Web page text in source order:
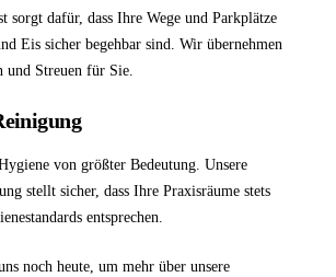
sorgt dafür, dass Ihre Wege und Parkplätze
Eis sicher begehbar sind. Wir übernehmen
und Streuen für Sie.
von größter Bedeutung. Unsere
stellt sicher, dass Ihre Praxisräume stets
entsprechen.
noch heute, um mehr über unsere